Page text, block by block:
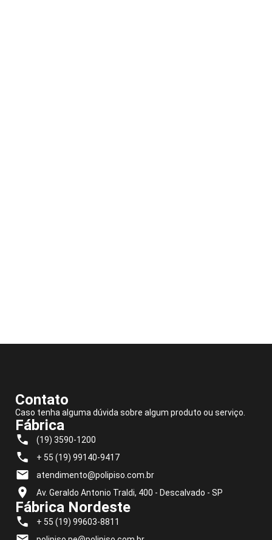
Contato
Caso tenha alguma dúvida sobre algum produto ou serviço.
Fábrica
(19) 3590-1200
+ 55 (19) 99140-9417
atendimento@polipiso.com.br
Av. Geraldo Antonio Traldi, 400 - Descalvado - SP
Fábrica Nordeste
+ 55 (19) 99603-8811